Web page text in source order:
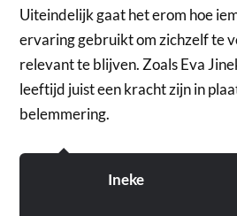
Uiteindelijk gaat het erom hoe
ervaring gebruikt om zichzelf te
relevant te blijven. Zoals Eva
leeftijd juist een kracht zijn in
belemmering.
Ineke